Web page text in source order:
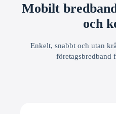
Mobilt
och
Enkelt, snabbt och utan
företagsbredband